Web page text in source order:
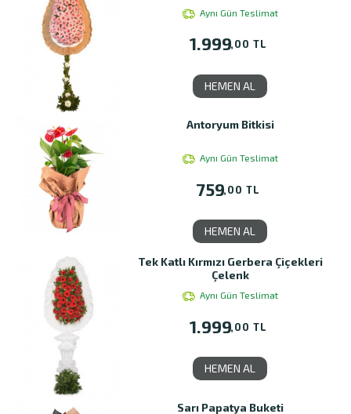
Aynı Gün Teslimat
1.999,00 TL
HEMEN AL
Antoryum Bitkisi
Aynı Gün Teslimat
759,00 TL
HEMEN AL
Tek Katlı Kırmızı Gerbera Çiçekleri
Çelenk
Aynı Gün Teslimat
1.999,00 TL
HEMEN AL
Sarı Papatya Buketi